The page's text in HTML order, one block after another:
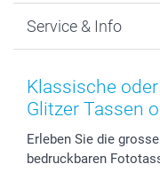
Fotoabzüge, Fotos als
Zubehör & Material
Foto-Kalender &
Geschenk-Gutscheine
Datenschutz
AGB
Impressum
Partnerprogramme
Neujahr
Muttertag
Vatertag
Hochzeit
Service & Info
Preise und
Lieferfristen
Klassische
Glitzer Tassen
Erleben Sie die
bedruckbaren